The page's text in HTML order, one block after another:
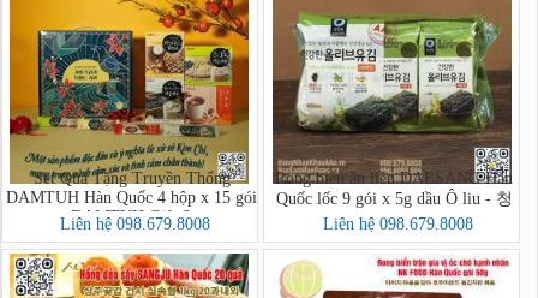
Set Quà Tặng Truyền Thống
DAMTUH Hàn Quốc 4 hộp x 15 gói
- DAMTUH Gift Set
Liên hệ 098.679.8008
Rong biển ăn liền DAESANG Hàn
Quốc lốc 9 gói x 5g dầu Ô liu - 청
정원 올리브유 재래김
Liên hệ 098.679.8008